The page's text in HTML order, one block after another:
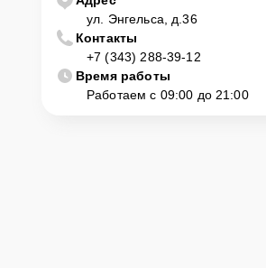
ул. Энгельса, д.36
Контакты
+7 (343) 288-39-12
Время работы
Работаем с 09:00 до 21:00